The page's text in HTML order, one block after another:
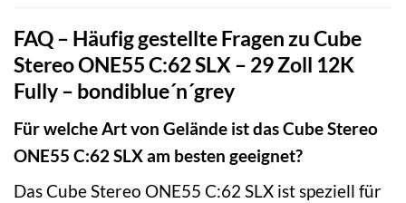
FAQ – Häufig gestellte Fragen zu Cube
Stereo ONE55 C:62 SLX – 29 Zoll 12K
Fully – bondiblue´n´grey
Für welche Art von Gelände ist das Cube Stereo
ONE55 C:62 SLX am besten geeignet?
Das Cube Stereo ONE55 C:62 SLX ist speziell für